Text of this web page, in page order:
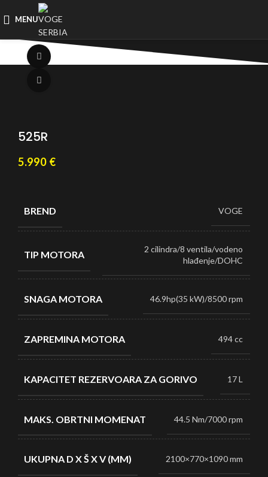
MENU
525R
5.990 €
BREND VOGE
TIP MOTORA
2 cilindra/8 ventila/vodeno
hlađenje/DOHC
SNAGA MOTORA 46.9hp(35 kW)/8500 rpm
ZAPREMINA MOTORA 494 cc
KAPACITET REZERVOARA ZA GORIVO 17 L
MAKS. OBRTNI MOMENAT 44.5 Nm/7000 rpm
UKUPNA D X Š X V (MM) 2100×770×1090 mm